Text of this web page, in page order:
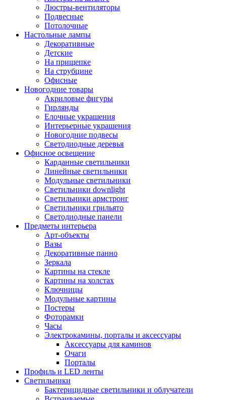
Люстры-вентиляторы
Подвесные
Потолочные
Настольные лампы
Декоративные
Детские
На прищепке
На струбцине
Офисные
Новогодние товары
Акриловые фигуры
Гирлянды
Елочные украшения
Интерьерные украшения
Новогодние подвесы
Светодиодные деревья
Офисное освещение
Карданные светильники
Линейные светильники
Модульные светильники
Светильники downlight
Светильники армстронг
Светильники грильято
Светодиодные панели
Предметы интерьера
Арт-объекты
Вазы
Декоративные панно
Зеркала
Картины на стекле
Картины на холстах
Ключницы
Модульные картины
Постеры
Фоторамки
Часы
Электрокамины, порталы и аксессуары
Аксессуары для каминов
Очаги
Порталы
Профиль и LED ленты
Светильники
Бактерицидные светильники и облучатели